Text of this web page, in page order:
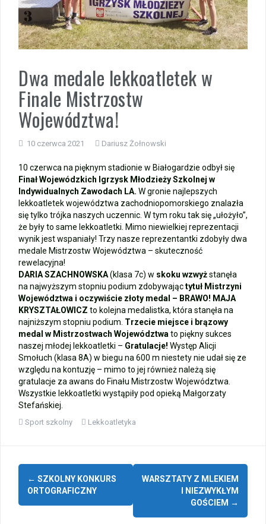
Zakończenie roku – autobusy szkolne
Wycieczka klasy 3b i 3d do Zieleniewa i Kołobrzegu
„Ostatni zamek „
🌊🏰 Wycieczka do Trójmiasta i Malborka 🏰🌊
Gala Laureatów – przeniesiona na wrzesień
Ósme miejsce w województwie i brązowy medal indywidualnie!
Dwa medale lekkoatletek w
Finale Mistrzostw
Województwa!
10 czerwca 2021 Dariusz Żołnowski
10 czerwca na pięknym stadionie w Białogardzie odbył się
Finał Wojewódzkich Igrzysk Młodzieży Szkolnej w
Indywidualnych Zawodach LA. W gronie najlepszych
lekkoatletek województwa zachodniopomorskiego znalazła
się tylko trójka naszych uczennic. W tym roku tak się „ułożyło”,
że były to same lekkoatletki. Mimo niewielkiej reprezentacji
wynik jest wspaniały! Trzy nasze reprezentantki zdobyły dwa
medale Mistrzostw Województwa – skuteczność
rewelacyjna!
DARIA SZACHNOWSKA(klasa 7c) w skoku wzwyżstanęła
na najwyższym stopniu podium zdobywająctytuł Mistrzyni
Województwa i oczywiście złoty medal – BRAWO! MAJA
KRYSZTAŁOWICZ to kolejna medalistka, która stanęła na
najniższym stopniu podium. Trzecie miejsce i brązowy
medal w Mistrzostwach Województwa to piękny sukces
naszej młodej lekkoatletki – Gratulacje! Występ Alicji
Smołuch (klasa 8A) w biegu na 600 m niestety nie udał się ze
względu na kontuzję – mimo to jej również należą się
gratulacje za awans do Finału Mistrzostw Województwa.
Wszystkie lekkoatletki wystąpiły pod opieką Małgorzaty
Stefańskiej.
Sport szkolny Lekkoatletyka
Zobacz
wpisy
← SZKOLNY KONKURS
ORTOGRAFICZNY
WARSZTATY Z MLEKIEM
I NIEZWYKŁYM
GOŚCIEM →